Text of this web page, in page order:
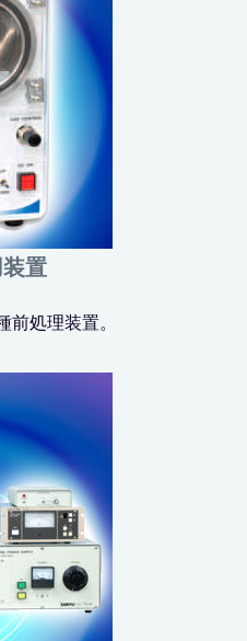
置
前処理装置。